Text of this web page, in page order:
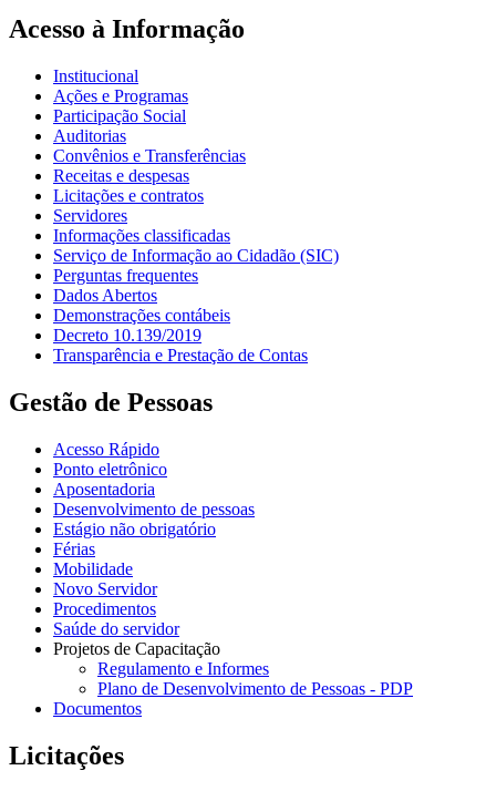
Acesso à Informação
Institucional
Ações e Programas
Participação Social
Auditorias
Convênios e Transferências
Receitas e despesas
Licitações e contratos
Servidores
Informações classificadas
Serviço de Informação ao Cidadão (SIC)
Perguntas frequentes
Dados Abertos
Demonstrações contábeis
Decreto 10.139/2019
Transparência e Prestação de Contas
Gestão de Pessoas
Acesso Rápido
Ponto eletrônico
Aposentadoria
Desenvolvimento de pessoas
Estágio não obrigatório
Férias
Mobilidade
Novo Servidor
Procedimentos
Saúde do servidor
Projetos de Capacitação
Regulamento e Informes
Plano de Desenvolvimento de Pessoas - PDP
Documentos
Licitações